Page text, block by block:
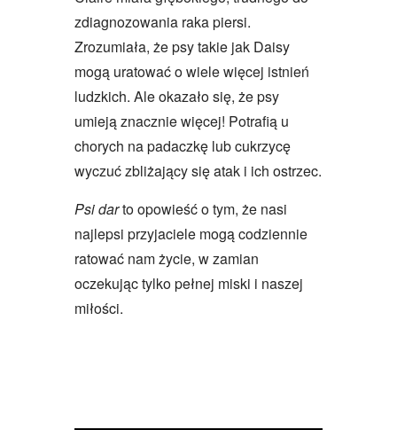
zdiagnozowania raka piersi.
Zrozumiała, że psy takie jak Daisy
mogą uratować o wiele więcej istnień
ludzkich. Ale okazało się, że psy
umieją znacznie więcej! Potrafią u
chorych na padaczkę lub cukrzycę
wyczuć zbliżający się atak i ich ostrzec.
Psi darto opowieść o tym, że nasi
najlepsi przyjaciele mogą codziennie
ratować nam życie, w zamian
oczekując tylko pełnej miski i naszej
miłości.